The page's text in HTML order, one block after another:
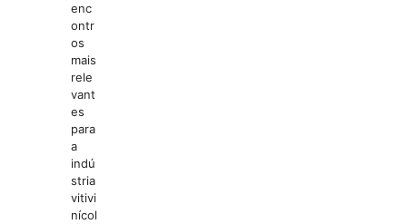
enc
ontr
os
mais
rele
vant
es
para
a
indú
stria
vitivi
nícol